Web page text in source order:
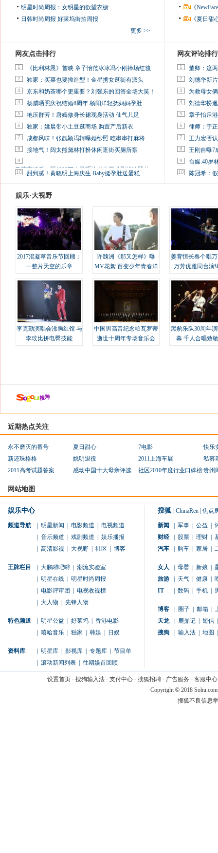
明星时尚周报：女明星的欲望衣橱
日韩时尚周报 好莱坞街拍周报
更多 >>
《
《夏日
网友点击排行
1 《比利林恩》首映 章子怡范冰冰冯小刚捧场红毯
2 独家：买菜也要拗造型！金星携女逛街有派头
3 京东和奶茶哪个更重要？刘强东的回答全场大笑！
4 杨威晒照庆祝结婚8周年 杨阳洋轻抚妈妈孕肚
5 艳压群芳！唐嫣修身长裙现身活动 仙气儿足
6 独家：姚晨带小土豆逛商场 购置产后新衣
7 成都风味！张靓颖冯轲曝婚纱照 吃串串打麻将
8 接地气！阔太熊黛林打扮休闲逛街买厕所泵
9
马蓉离婚后，砸1000万人民币给媒体要求删掉这照片
10 甜到腻！黄晓明上海庆生 Baby挺孕肚送蛋糕
网友评论排行
1 董卿：这
2 刘德华新
3 为救母女
4 刘德华扮
5 章子怡斥
6 律师：于
7 王力宏否
8 王刚自曝7
9 台媒:40岁
10 陈冠希：
娱乐·大视野
2017混凝草音乐节回顾：
一整片天空的乐章
许魏洲《那又怎样》曝
MV花絮 百变少年青春洋
姜育恒长春个唱
万芳优雅同台演
李克勤演唱会沸腾红馆 与
李玟比拼电臀技能
中国男高音纪念帕瓦罗蒂
逝世十周年专场音乐会
黑豹乐队30周年
幕 千人合唱致
近期热点关注
永不磨灭的番号 夏日甜心 7电影
快乐
新还珠格格
姚明退役 2011上海车展
私募
2011高考试题答案
感动中国十大母亲评选 社区2010年度行业口碑榜贵州
网站地图
娱乐中心
频道导航 明星新闻 电影频道
电视频道
音乐频道 戏剧频道
娱乐播报
高清影视 大视野 社区 博客
王牌栏目 大鹏嘚吧嘚
潮流实验室
明星在线
明星时尚周报
电影评审团
电视收视榜
大人物 先锋人物
特色频道 明星公益 好莱坞
香港电影
嘻哈音乐 独家 韩娱 日娱
资料库 明星库 影视库 专题库
节目单
滚动新闻列表 往期娱首回顾
搜狐 ChinaRen 焦点
新闻 军事 公益
财经
股票 理财
汽车
购车 家居
女人 母婴 新娘
旅游
天气 健康
IT
数码 手机
博客 圈子 邮箱
天龙
鹿鼎记 短信
搜狗
输入法 地图
设置首页- 搜狗输入法- 支付中心- 搜狐招聘- 广告服务 - 客服中心
Copyright © 2018
搜狐不良信息